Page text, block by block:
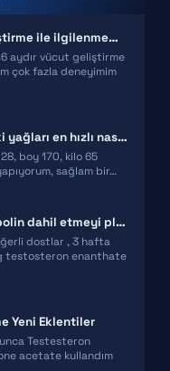
1 yıldır vücut geliştirme ile ilgilenmeme rağmen gelişimim yeterli gel…
aydır vücut geliştirme
çok fazla deneyimim
Karın bölgesindeki yağları en hızlı nasıl eritebilirim?
boy 170, kilo 65
sağlam bir…
Kürüme deca drobolin dahil etmeyi planlıyorum! Mg olarak ne tavsiyede …
dostlar , 3 hafta
testosteron enanthate
Yeni Eklentiler
Testesteron
acetate kullandım